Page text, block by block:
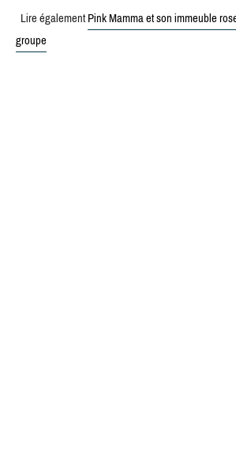
Lire égalementPink Mamma et son immeuble
groupe